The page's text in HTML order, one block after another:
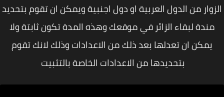
من الدول العربية او دول اجنبية ويمكن ان تقوم بتحديد
مندة لبقاء الزائر في موقعك وهذه المدة تكون ثابتة ولا
يمكن ان تعدلها بعد ذلك من الاعدادات وذلك لانك تقوم
بتحديدها من الاعدادات الخاصة بالتثبيت